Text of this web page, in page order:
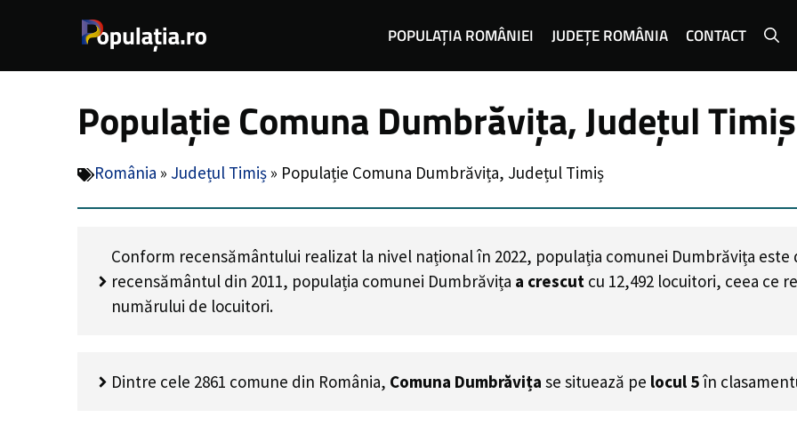
POPULAȚIA ROMÂNIEI JUDEȚE ROMÂNIA CONTACT
Populație Comuna Dumbrăvița, Județul Timiș
România » Județul Timiș » Populație Comuna Dumbrăvița, Județul Timiș
Conform recensământului realizat la nivel național în 2022, populația comunei Dumbrăvița este
recensământul din 2011, populația comunei Dumbrăvița a crescut cu 12,492 locuitori, ceea ce
numărului de locuitori.
Dintre cele 2861 comune din România, Comuna Dumbrăvița se situează pe locul 5în